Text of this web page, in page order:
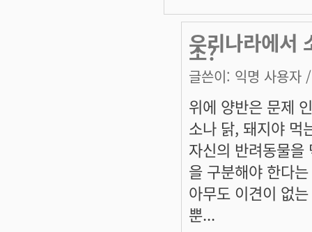
우리나라에서
소?
글쓴이: 익명 사용자
위에 양반은 문제
소나 닭, 돼지야 먹
자신의 반려동물
을 구분해야 한다는
아무도 이견이 없
뿐...